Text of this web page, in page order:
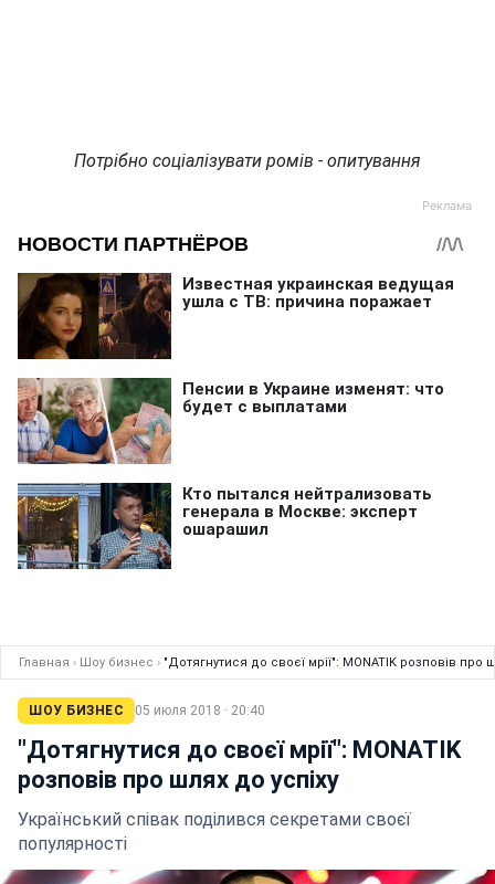
Потрібно соціалізувати ромів - опитування
Главная › Шоу бизнес › "Дотягнутися до своєї мрії": MONATIK розповів про
ШОУ БИЗНЕС 05 июля 2018 · 20:40
"Дотягнутися до своєї мрії": MONATIK
розповів про шлях до успіху
Український співак поділився секретами своєї
популярності